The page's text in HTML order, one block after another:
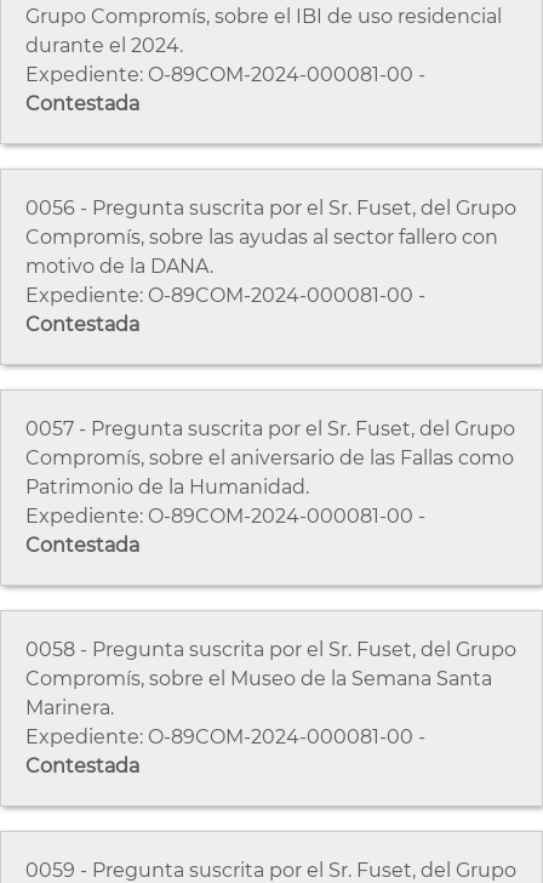
Grupo Compromís, sobre el IBI de uso residencial
durante el 2024.
Expediente: O-89COM-2024-000081-00 -
Contestada
0056 - Pregunta suscrita por el Sr. Fuset, del Grupo
Compromís, sobre las ayudas al sector fallero con
motivo de la DANA.
Expediente: O-89COM-2024-000081-00 -
Contestada
0057 - Pregunta suscrita por el Sr. Fuset, del Grupo
Compromís, sobre el aniversario de las Fallas como
Patrimonio de la Humanidad.
Expediente: O-89COM-2024-000081-00 -
Contestada
0058 - Pregunta suscrita por el Sr. Fuset, del Grupo
Compromís, sobre el Museo de la Semana Santa
Marinera.
Expediente: O-89COM-2024-000081-00 -
Contestada
0059 - Pregunta suscrita por el Sr. Fuset, del Grupo